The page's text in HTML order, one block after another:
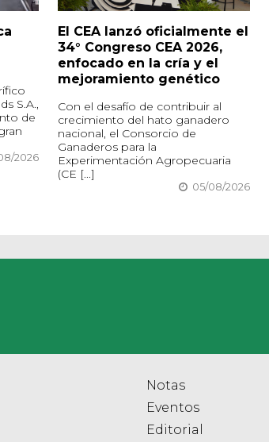
S.A.,
de
2026
El CEA lanzó oficialmente el
34° Congreso CEA 2026,
enfocado en la cría y el
mejoramiento genético
Con el desafío de contribuir al
crecimiento del hato ganadero
nacional, el Consorcio de
Ganaderos para la
Experimentación Agropecuaria
(CE [...]
05/08/2026
Notas
Eventos
Editorial